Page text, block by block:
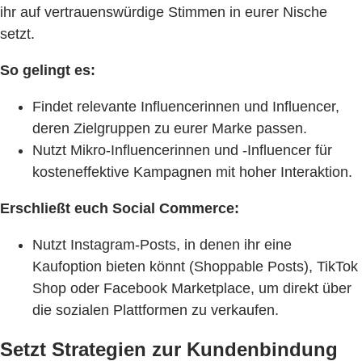
ihr auf vertrauenswürdige Stimmen in eurer Nische
setzt.
So gelingt es:
Findet relevante Influencerinnen und Influencer,
deren Zielgruppen zu eurer Marke passen.
Nutzt Mikro-Influencerinnen und -Influencer für
kosteneffektive Kampagnen mit hoher Interaktion.
Erschließt euch Social Commerce:
Nutzt Instagram-Posts, in denen ihr eine
Kaufoption bieten könnt (Shoppable Posts), TikTok
Shop oder Facebook Marketplace, um direkt über
die sozialen Plattformen zu verkaufen.
Setzt Strategien zur Kundenbindung